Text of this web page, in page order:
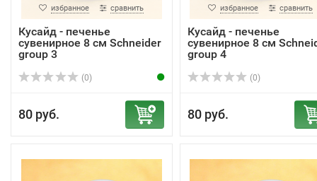
избранное сравнить
Кусайд - печенье
сувенирное 8 см Schneider
group 3
(0)
80 руб.
избранное сравнить
Кусайд - печенье
сувенирное 8 см
group 4
(0)
80 руб.